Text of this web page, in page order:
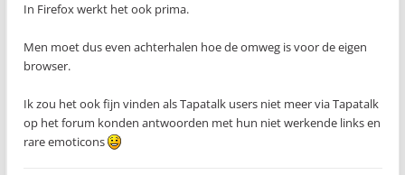
In Firefox werkt het ook prima.
Men moet dus even achterhalen hoe de omweg is voor de eigen
browser.
Ik zou het ook fijn vinden als Tapatalk users niet meer via Tapatalk
op het forum konden antwoorden met hun niet werkende links en
rare emoticons